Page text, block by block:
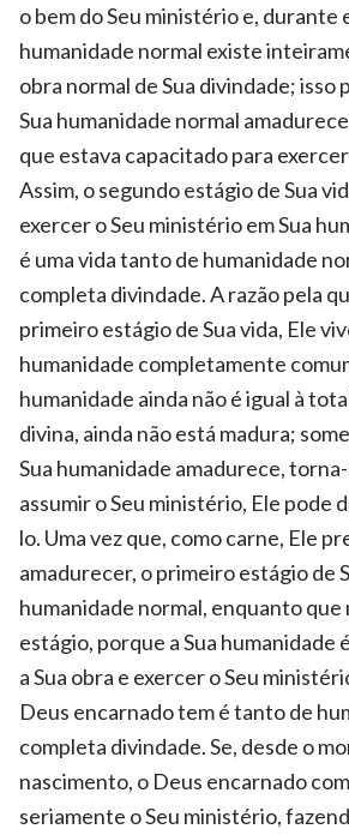
o bem do Seu ministério e, durante
humanidade normal existe
obra normal de Sua divindade; isso
Sua humanidade normal
que estava capacitado para
Assim, o segundo estágio de Sua
exercer o Seu ministério em Sua
é uma vida tanto de humanidade
completa divindade. A razão pela
primeiro estágio de Sua vida, Ele
humanidade completamente
humanidade ainda não é igual à
divina, ainda não está madura;
Sua humanidade amadurece,
assumir o Seu ministério, Ele pode
lo. Uma vez que, como carne, Ele
amadurecer, o primeiro estágio de
humanidade normal, enquanto que
estágio, porque a Sua humanidade
a Sua obra e exercer o Seu
Deus encarnado tem é tanto de
completa divindade. Se, desde o
nascimento, o Deus encarnado
seriamente o Seu ministério,